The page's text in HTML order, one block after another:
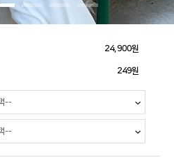
24,900원
249원